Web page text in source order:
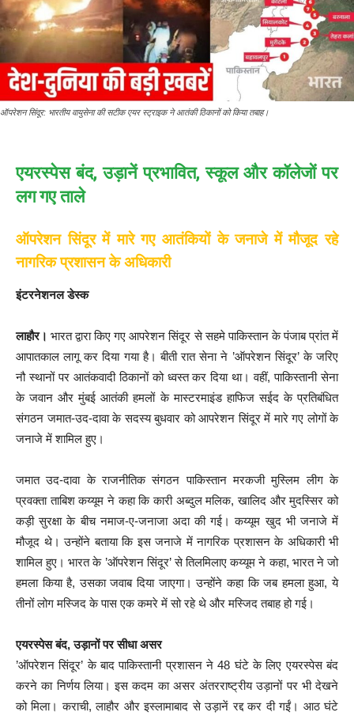
ऑपरेशन सिंदूर: भारतीय वायुसेना की सटीक एयर स्ट्राइक ने आतंकी ठिकानों को किया तबाह।
एयरस्पेस बंद, उड़ानें प्रभावित, स्कूल और कॉलेजों पर
लग गए ताले
ऑपरेशन सिंदूर में मारे गए आतंकियों के जनाजे में मौजूद रहे
नागरिक प्रशासन के अधिकारी
इंटरनेशनल डेस्क
लाहौर। भारत द्वारा किए गए आपरेशन सिंदूर से सहमे पाकिस्तान के पंजाब प्रांत में
आपातकाल लागू कर दिया गया है। बीती रात सेना ने ’ऑपरेशन सिंदूर’ के जरिए
नौ स्थानों पर आतंकवादी ठिकानों को ध्वस्त कर दिया था। वहीं, पाकिस्तानी सेना
के जवान और मुंबई आतंकी हमलों के मास्टरमाइंड हाफिज सईद के प्रतिबंधित
संगठन जमात-उद-दावा के सदस्य बुधवार को आपरेशन सिंदूर में मारे गए लोगों के
जनाजे में शामिल हुए।
जमात उद-दावा के राजनीतिक संगठन पाकिस्तान मरकजी मुस्लिम लीग के
प्रवक्ता ताबिश कय्यूम ने कहा कि कारी अब्दुल मलिक, खालिद और मुदस्सिर को
कड़ी सुरक्षा के बीच नमाज-ए-जनाजा अदा की गई। कय्यूम खुद भी जनाजे में
मौजूद थे। उन्होंने बताया कि इस जनाजे में नागरिक प्रशासन के अधिकारी भी
शामिल हुए। भारत के ’ऑपरेशन सिंदूर’ से तिलमिलाए कय्यूम ने कहा, भारत ने जो
हमला किया है, उसका जवाब दिया जाएगा। उन्होंने कहा कि जब हमला हुआ, ये
तीनों लोग मस्जिद के पास एक कमरे में सो रहे थे और मस्जिद तबाह हो गई।
एयरस्पेस बंद, उड़ानों पर सीधा असर
’ऑपरेशन सिंदूर’ के बाद पाकिस्तानी प्रशासन ने 48 घंटे के लिए एयरस्पेस बंद
करने का निर्णय लिया। इस कदम का असर अंतरराष्ट्रीय उड़ानों पर भी देखने
को मिला। कराची, लाहौर और इस्लामाबाद से उड़ानें रद्द कर दी गईं। आठ घंटे